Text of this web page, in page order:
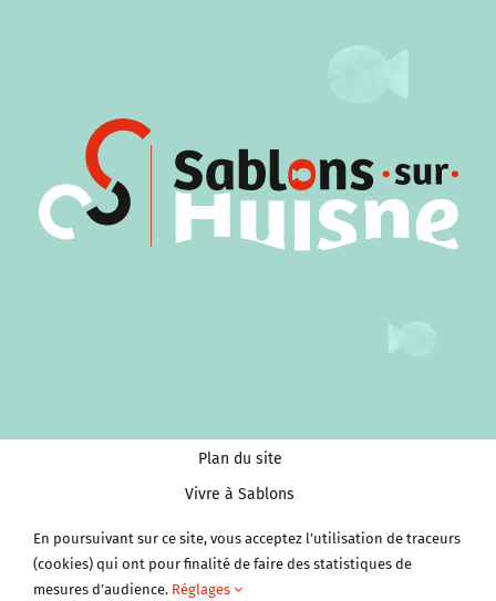
Plan du site
Vivre à Sablons
Tourisme et Culture
Économie et services
En poursuivant sur ce site, vous acceptez l’utilisation de traceurs
(cookies) qui ont pour finalité de faire des statistiques de
mesures d’audience. Réglages